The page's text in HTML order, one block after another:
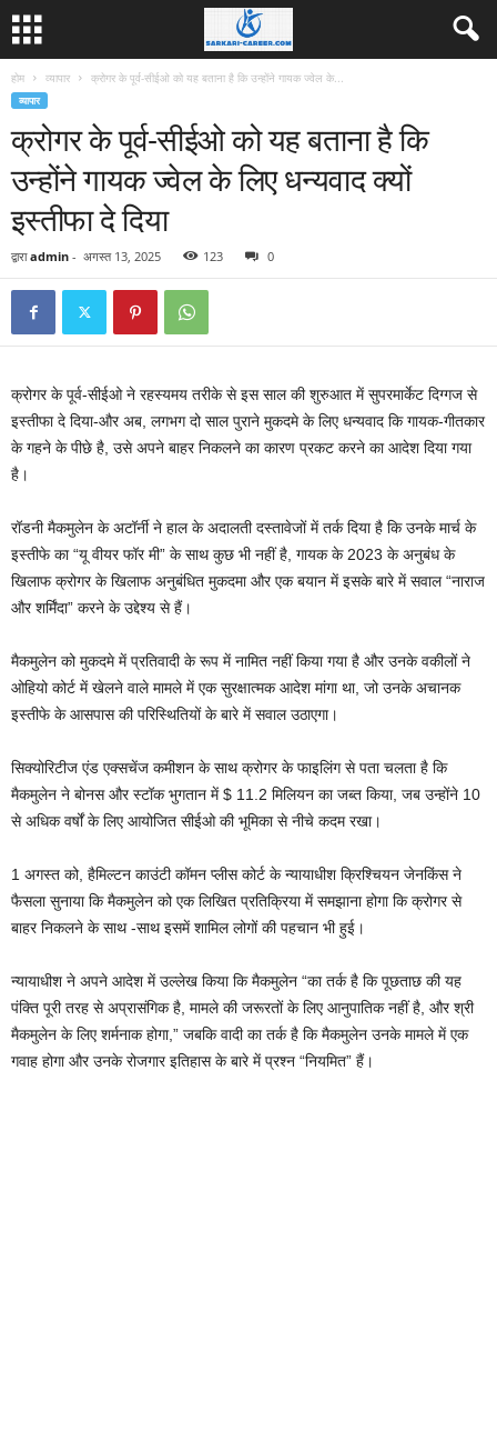
होम व्यापार क्रोगर के पूर्व-सीईओ को यह बताना है कि उन्होंने गायक ज्वेल के...
व्यापार
क्रोगर के पूर्व-सीईओ को यह बताना है कि
उन्होंने गायक ज्वेल के लिए धन्यवाद क्यों
इस्तीफा दे दिया
द्वारा admin - अगस्त 13, 2025 123 0
क्रोगर के पूर्व-सीईओ ने रहस्यमय तरीके से इस साल की शुरुआत में सुपरमार्केट दिग्गज से
इस्तीफा दे दिया-और अब, लगभग दो साल पुराने मुकदमे के लिए धन्यवाद कि गायक-गीतकार
के गहने के पीछे है, उसे अपने बाहर निकलने का कारण प्रकट करने का आदेश दिया गया
है।
रॉडनी मैकमुलेन के अटॉर्नी ने हाल के अदालती दस्तावेजों में तर्क दिया है कि उनके मार्च के
इस्तीफे का “यू वीयर फॉर मी” के साथ कुछ भी नहीं है, गायक के 2023 के अनुबंध के
खिलाफ क्रोगर के खिलाफ अनुबंधित मुकदमा और एक बयान में इसके बारे में सवाल “नाराज
और शर्मिंदा” करने के उद्देश्य से हैं।
मैकमुलेन को मुकदमे में प्रतिवादी के रूप में नामित नहीं किया गया है और उनके वकीलों ने
ओहियो कोर्ट में खेलने वाले मामले में एक सुरक्षात्मक आदेश मांगा था, जो उनके अचानक
इस्तीफे के आसपास की परिस्थितियों के बारे में सवाल उठाएगा।
सिक्योरिटीज एंड एक्सचेंज कमीशन के साथ क्रोगर के फाइलिंग से पता चलता है कि
मैकमुलेन ने बोनस और स्टॉक भुगतान में $ 11.2 मिलियन का जब्त किया, जब उन्होंने 10
से अधिक वर्षों के लिए आयोजित सीईओ की भूमिका से नीचे कदम रखा।
1 अगस्त को, हैमिल्टन काउंटी कॉमन प्लीस कोर्ट के न्यायाधीश क्रिश्चियन जेनकिंस ने
फैसला सुनाया कि मैकमुलेन को एक लिखित प्रतिक्रिया में समझाना होगा कि क्रोगर से
बाहर निकलने के साथ -साथ इसमें शामिल लोगों की पहचान भी हुई।
न्यायाधीश ने अपने आदेश में उल्लेख किया कि मैकमुलेन “का तर्क है कि पूछताछ की यह
पंक्ति पूरी तरह से अप्रासंगिक है, मामले की जरूरतों के लिए आनुपातिक नहीं है, और श्री
मैकमुलेन के लिए शर्मनाक होगा,” जबकि वादी का तर्क है कि मैकमुलेन उनके मामले में एक
गवाह होगा और उनके रोजगार इतिहास के बारे में प्रश्न “नियमित” हैं।